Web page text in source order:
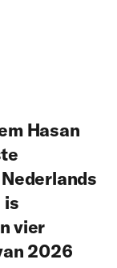
Hasan
is
vier
2026